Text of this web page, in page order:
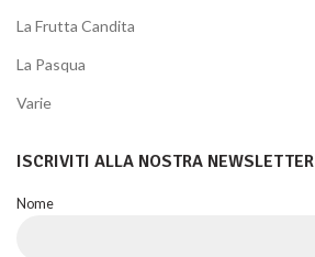
La Frutta Candita
La Pasqua
Varie
ISCRIVITI ALLA NOSTRA NEWSLETTER
Nome